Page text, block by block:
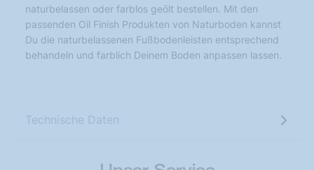
naturbelassen oder farblos geölt bestellen. Mit den
passenden Oil Finish Produkten von Naturboden kannst
Du die naturbelassenen Fußbodenleisten entsprechend
behandeln und farblich Deinem Boden anpassen lassen.
Technische Daten